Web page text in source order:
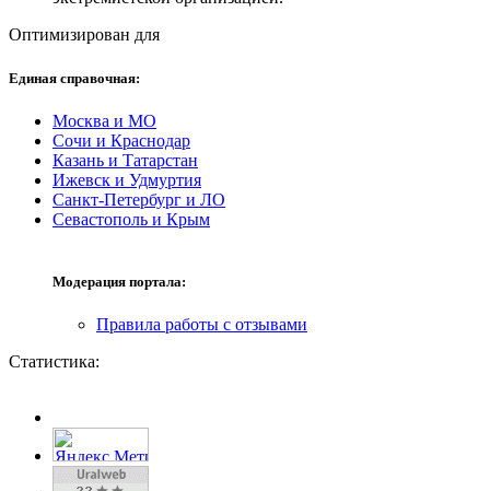
Оптимизирован для
Единая справочная:
Москва и МО
Сочи и Краснодар
Казань и Татарстан
Ижевск и Удмуртия
Санкт-Петербург и ЛО
Севастополь и Крым
Модерация портала:
Правила работы с отзывами
Статистика: